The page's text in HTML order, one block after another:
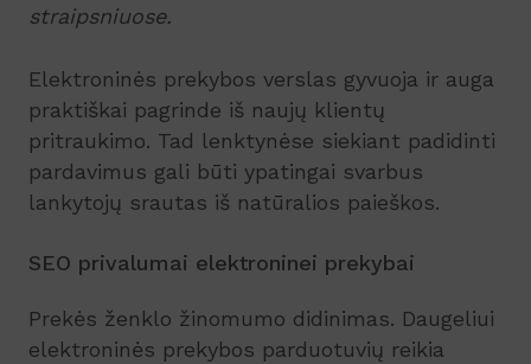
straipsniuose.
Elektroninės prekybos verslas gyvuoja ir auga
praktiškai pagrinde iš naujų klientų
pritraukimo. Tad lenktynėse siekiant padidinti
pardavimus gali būti ypatingai svarbus
lankytojų srautas iš natūralios paieškos.
SEO privalumai elektroninei prekybai
Prekės ženklo žinomumo didinimas. Daugeliui
elektroninės prekybos parduotuvių reikia